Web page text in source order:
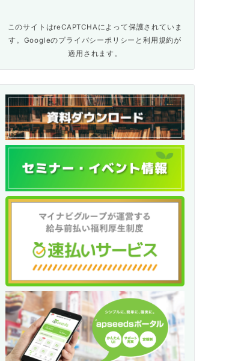
このサイトはreCAPTCHAによって保護されていま
す。Googleのプライバシーポリシー と 利用規約が
適用されます。